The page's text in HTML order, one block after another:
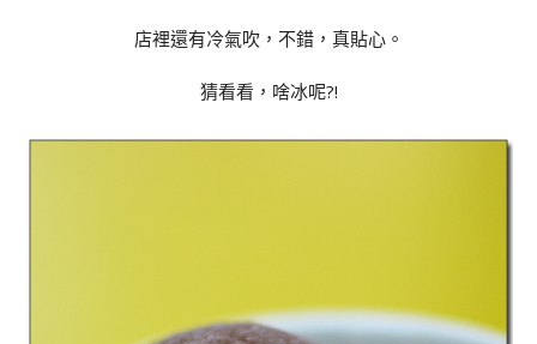
店裡還有冷氣吹，不錯，真貼心。
猜看看，啥冰呢?!